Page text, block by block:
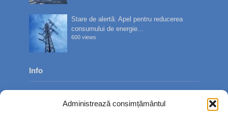
Administrează consimțământul
Stare de alertă: Apel pentru reducerea
consumului de energie...
600 views
Info